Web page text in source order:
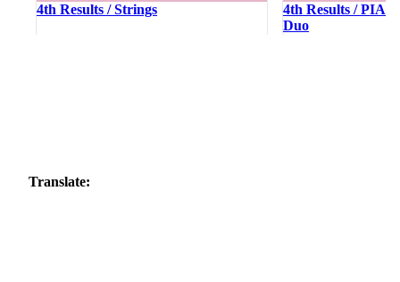
4th Results / Strings
4th Results /
Duo
Translate: